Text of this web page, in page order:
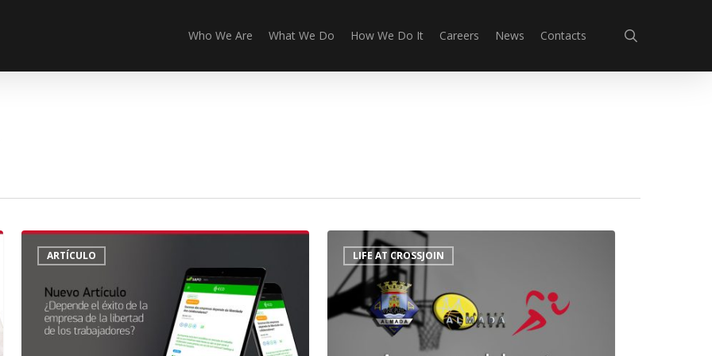
Who We Are What We Do How We Do It Careers News Contacts
¿Depende
ARTÍCULO
Patrocinios
CrossjoinLIFE AT CROSSJOIN